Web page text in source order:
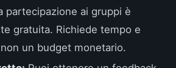
partecipazione ai gruppi è
gratuita. Richiede tempo e
un budget monetario.